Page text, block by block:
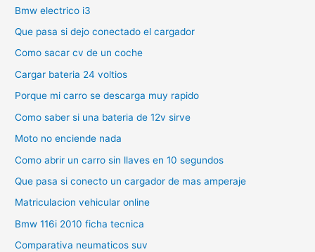
Bmw electrico i3
Que pasa si dejo conectado el cargador
Como sacar cv de un coche
Cargar bateria 24 voltios
Porque mi carro se descarga muy rapido
Como saber si una bateria de 12v sirve
Moto no enciende nada
Como abrir un carro sin llaves en 10 segundos
Que pasa si conecto un cargador de mas amperaje
Matriculacion vehicular online
Bmw 116i 2010 ficha tecnica
Comparativa neumaticos suv